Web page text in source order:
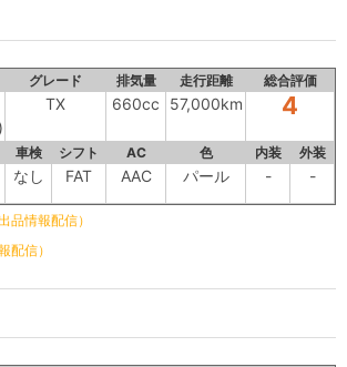
グレード 排気量 走行距離 総合評価
TX 660cc 57,000km 4
車検 シフト AC 色 内装 外装
なし FAT AAC パール - -
品情報配信）
配信）